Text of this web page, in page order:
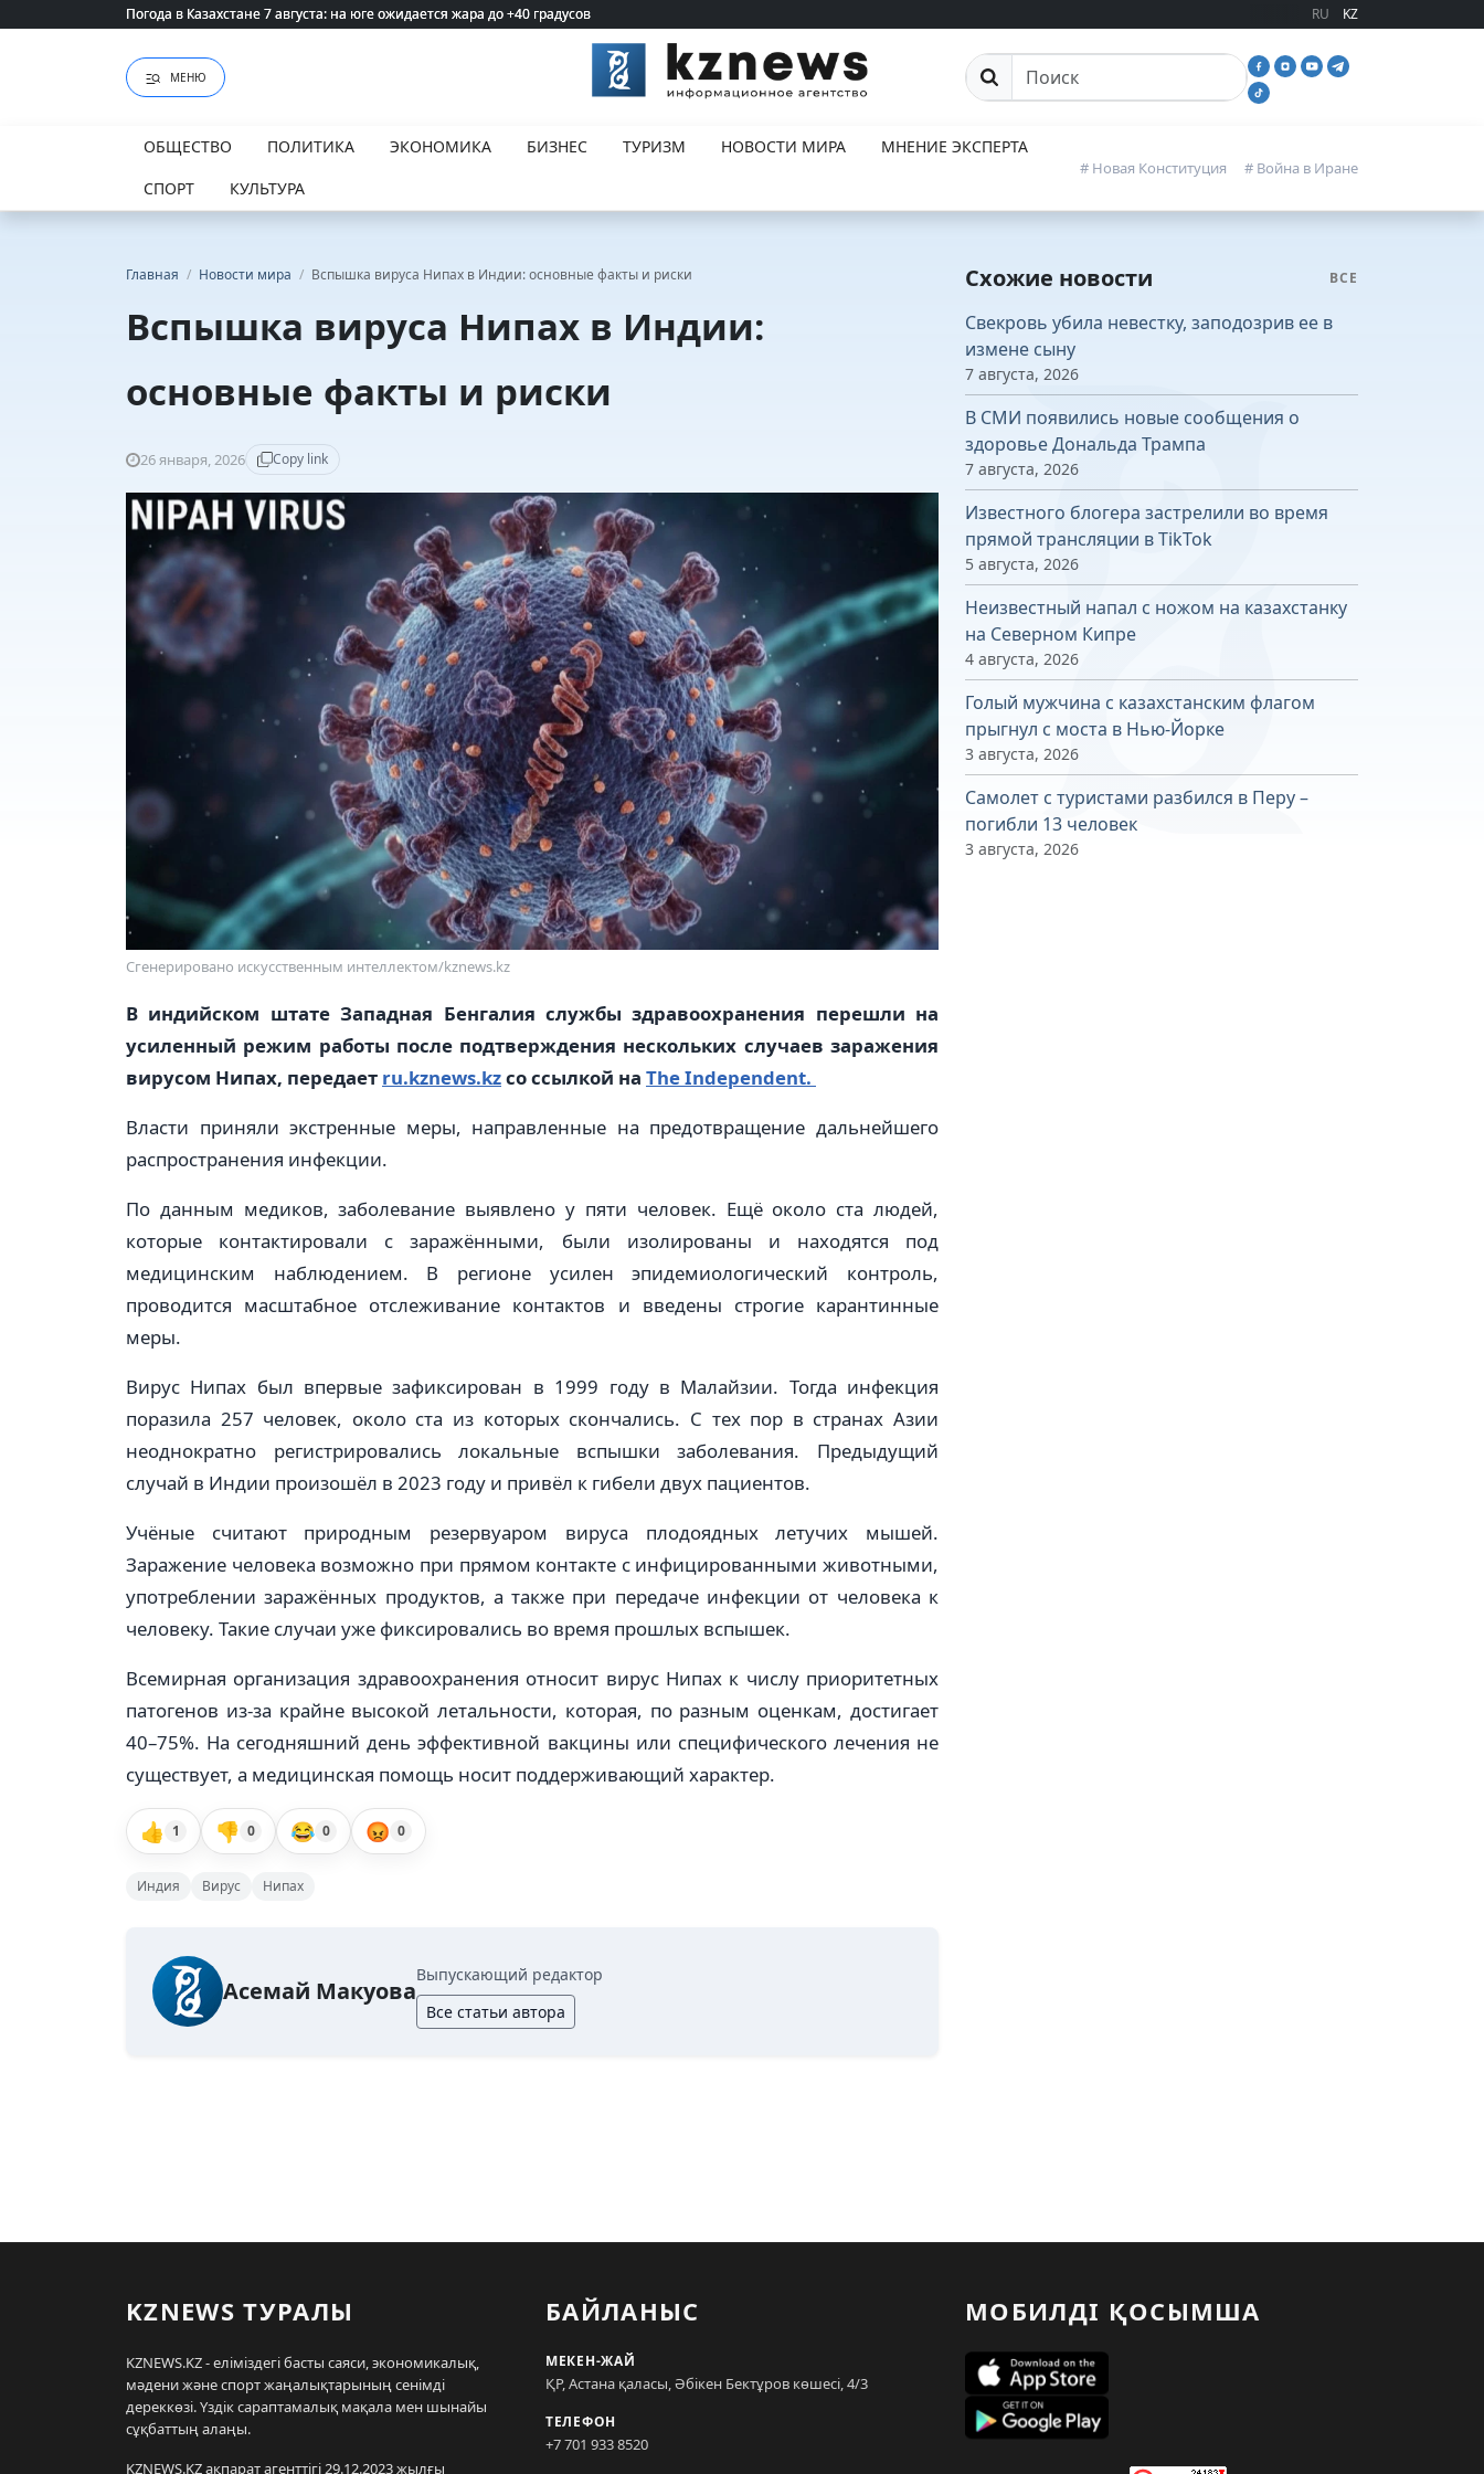
Погода в Казахстане 7 августа: на юге ожидается жара до +40 градусов
Погода в Казахстане 7 августа: на юге ожидается жара до +40 градусов RU KZ
МЕНЮ Поиск
ОБЩЕСТВО ПОЛИТИКА ЭКОНОМИКА БИЗНЕС ТУРИЗМ НОВОСТИ МИРА
МНЕНИЕ ЭКСПЕРТА
СПОРТ
КУЛЬТУРА
# Новая Конституция # Война в Иране
Главная / Новости мира / Вспышка вируса Нипах в Индии: основные факты и риски
Вспышка вируса Нипах в Индии:
основные факты и риски
26 января, 2026 Copy link
Сгенерировано искусственным интеллектом/kznews.kz
В индийском штате Западная Бенгалия службы здравоохранения перешли на
усиленный режим работы после подтверждения нескольких случаев заражения
вирусом Нипах, передает ru.kznews.kzсо ссылкой на The Independent.
Власти приняли экстренные меры, направленные на предотвращение дальнейшего
распространения инфекции.
По данным медиков, заболевание выявлено у пяти человек. Ещё около ста людей,
которые контактировали с заражёнными, были изолированы и находятся под
медицинским наблюдением. В регионе усилен эпидемиологический контроль,
проводится масштабное отслеживание контактов и введены строгие карантинные
меры.
Вирус Нипах был впервые зафиксирован в 1999 году в Малайзии. Тогда инфекция
поразила 257 человек, около ста из которых скончались. С тех пор в странах Азии
неоднократно регистрировались локальные вспышки заболевания. Предыдущий
случай в Индии произошёл в 2023 году и привёл к гибели двух пациентов.
Учёные считают природным резервуаром вируса плодоядных летучих мышей.
Заражение человека возможно при прямом контакте с инфицированными животными,
употреблении заражённых продуктов, а также при передаче инфекции от человека к
человеку. Такие случаи уже фиксировались во время прошлых вспышек.
Всемирная организация здравоохранения относит вирус Нипах к числу приоритетных
патогенов из-за крайне высокой летальности, которая, по разным оценкам, достигает
40–75%. На сегодняшний день эффективной вакцины или специфического лечения не
существует, а медицинская помощь носит поддерживающий характер.
👍 1 👎 0 😂 0 😡 0
Индия Вирус Нипах
Асемай Макуова
Выпускающий редактор
Все статьи автора
Схожие новости ВСЕ
Свекровь убила невестку, заподозрив ее в
измене сыну
7 августа, 2026
В СМИ появились новые сообщения о
здоровье Дональда Трампа
7 августа, 2026
Известного блогера застрелили во время
прямой трансляции в TikTok
5 августа, 2026
Неизвестный напал с ножом на казахстанку
на Северном Кипре
4 августа, 2026
Голый мужчина с казахстанским флагом
прыгнул с моста в Нью-Йорке
3 августа, 2026
Самолет с туристами разбился в Перу –
погибли 13 человек
3 августа, 2026
KZNEWS ТУРАЛЫ
KZNEWS.KZ - еліміздегі басты саяси, экономикалық,
мәдени және спорт жаңалықтарының сенімді
дереккөзі. Үздік сараптамалық мақала мен шынайы
сұқбаттың алаңы.
KZNEWS.KZ ақпарат агенттігі 29.12.2023 жылғы
БАЙЛАНЫС
МЕКЕН-ЖАЙ
ҚР, Астана қаласы, Әбікен Бектұров көшесі, 4/3
ТЕЛЕФОН
+7 701 933 8520
МОБИЛДІ ҚОСЫМША